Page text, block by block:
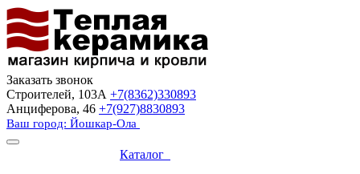
Заказать звонок
Строителей, 103А +7(8362)330893
Анциферова, 46 +7(927)8830893
Ваш город: Йошкар-Ола
Каталог